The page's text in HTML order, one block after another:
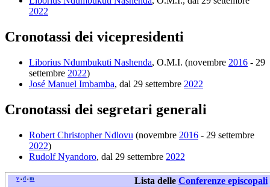
2022
Cronotassi dei vicepresidenti
Liborius Ndumbukuti Nashenda, O.M.I. (novembre 2016 - 29
settembre 2022)
José Manuel Imbamba, dal 29 settembre 2022
Cronotassi dei segretari generali
Robert Christopher Ndlovu (novembre 2016 - 29 settembre
2022)
Rudolf Nyandoro, dal 29 settembre 2022
v • d • m Lista delle Conferenze episcopali